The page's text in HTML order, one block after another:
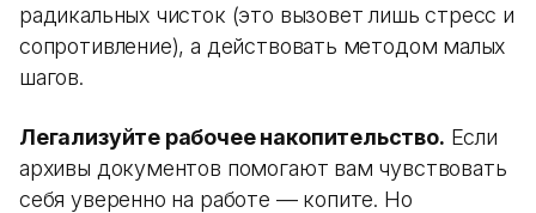
радикальных чисток (это вызовет лишь стресс и
сопротивление), а действовать методом малых
шагов.
Легализуйте рабочее накопительство. Если
архивы документов помогают вам чувствовать
себя уверенно на работе — копите. Но